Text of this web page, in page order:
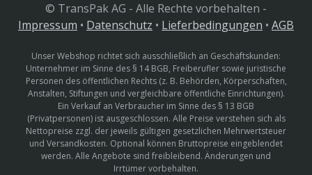
© TransPak AG - Alle Rechte vorbehalten -
Impressum • Datenschutz • Lieferbedingungen • AGB
Unser Webshop richtet sich ausschließlich an Geschäftskunden:
Unternehmer im Sinne des § 14 BGB, Freiberufler sowie juristische
Personen des öffentlichen Rechts (z. B. Behörden, Körperschaften,
Anstalten, Stiftungen und vergleichbare öffentliche Einrichtungen).
Ein Verkauf an Verbraucher im Sinne des § 13 BGB
(Privatpersonen) ist ausgeschlossen. Alle Preise verstehen sich als
Nettopreise zzgl. der jeweils gültigen gesetzlichen Mehrwertsteuer
und Versandkosten. Optional können Bruttopreise eingeblendet
werden. Alle Angebote sind freibleibend. Änderungen und
Irrtümer vorbehalten.